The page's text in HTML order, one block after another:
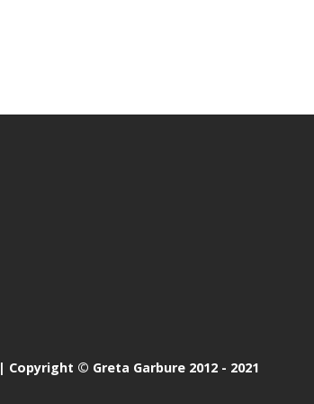
| Copyright © Greta Garbure 2012 - 2021